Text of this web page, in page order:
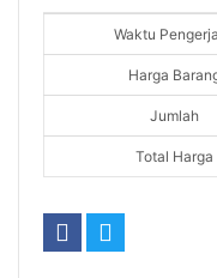
Waktu
Harga
Jumlah
Total Harga